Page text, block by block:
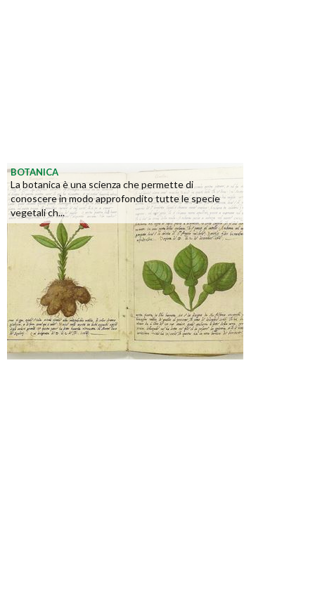
BOTANICA
La botanica è una scienza che permette di
conoscere in modo approfondito tutte le specie
vegetali ch...